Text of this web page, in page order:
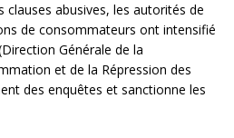
clauses abusives, les autorités de
de consommateurs ont intensifié
Générale de la
et de la Répression des
des enquêtes et sanctionne les